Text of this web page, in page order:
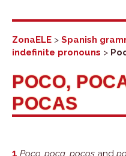
ZonaELE > Spanish
indefinite pronouns >
POCO,
POCAS
1 Poco, poca, pocos and